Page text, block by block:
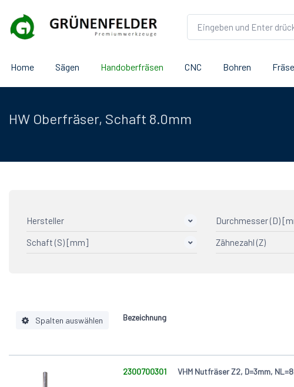
Home Sägen Handoberfräsen CNC Bohren
HW Oberfräser, Schaft 8.0mm
Hersteller
AGEFA TOPCUT
Durchmesser (D)
Schaft (S) [mm] Zähnezahl (Z)
Spalten auswählen
Schneidenwerkstoff
Bezeichnung
2300700301 VHM Nutfräser Z2, D=3mm,